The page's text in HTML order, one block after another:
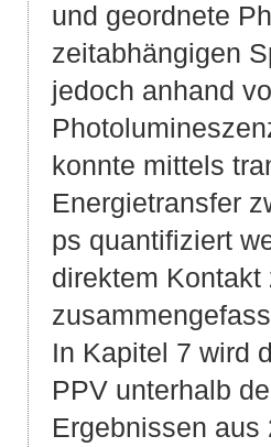
und geordnete
zeitabhängigen
jedoch anhand
konnte mittels
Energietransfer
ps quantifiziert
direktem
In Kapitel 7 wird
PPV unterhalb
Ergebnissen aus